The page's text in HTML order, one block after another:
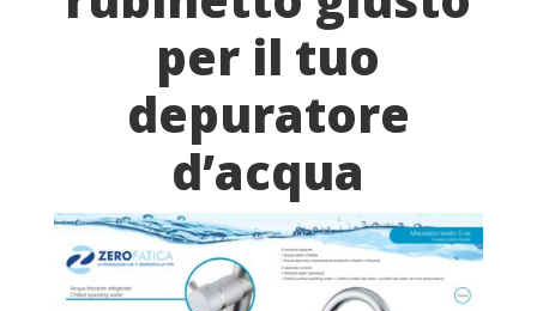
per il tuo
depuratore
d’acqua